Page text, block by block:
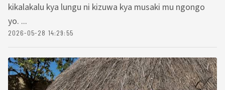
kikalakalu kya lungu ni kizuwa kya musaki mu ngongo
yo. ...
2026-05-28 14:29:55